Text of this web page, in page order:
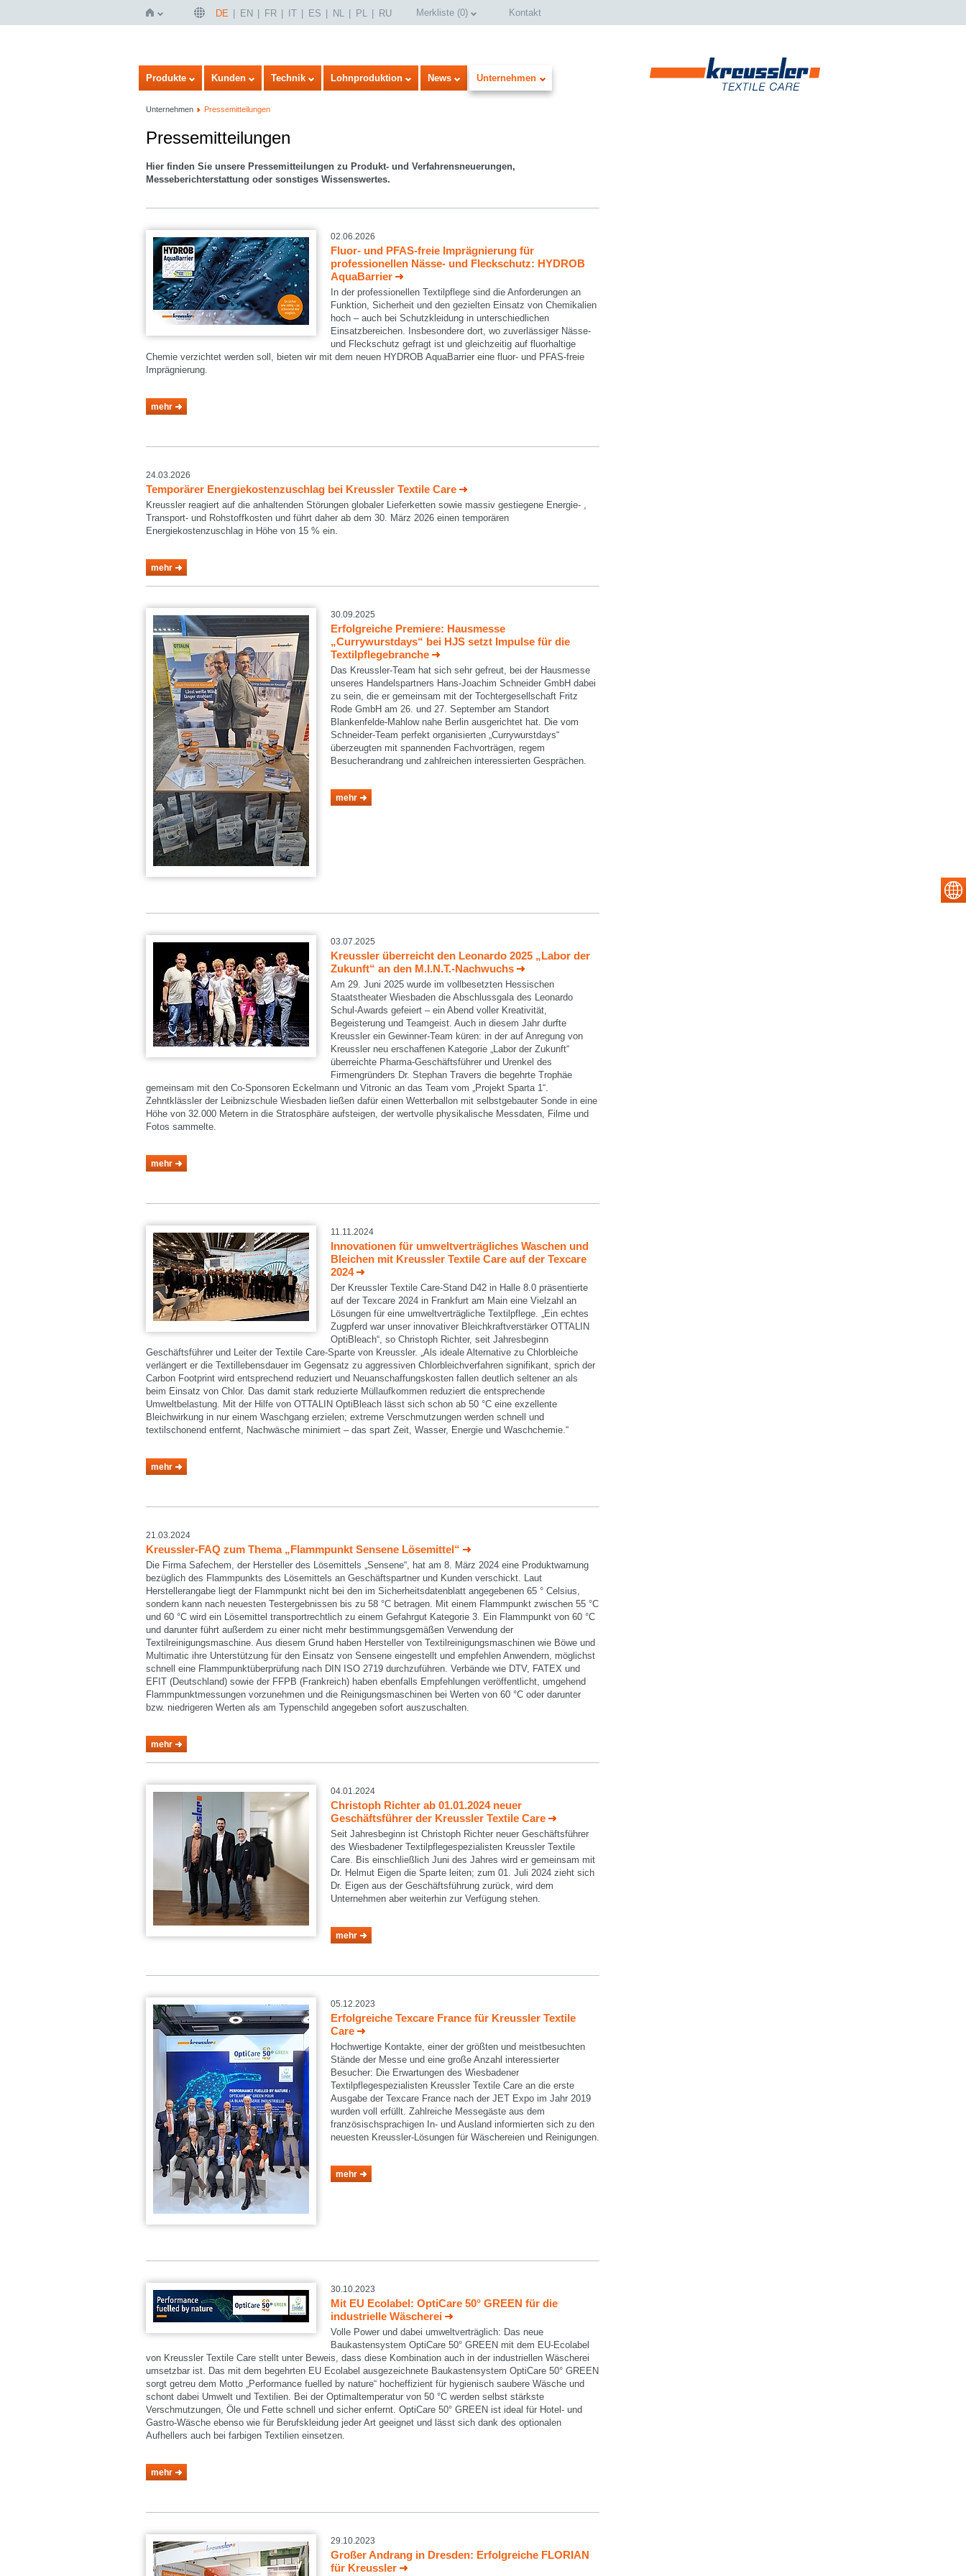
Startseite
DE EN FR IT ES NL PL RU Merkliste (0) Kontakt
Produkte Kunden Technik Lohnproduktion News Unternehmen
Unternehmen Pressemitteilungen
Pressemitteilungen
Hier finden Sie unsere Pressemitteilungen zu Produkt- und Verfahrensneuerungen,
Messeberichterstattung oder sonstiges Wissenswertes.
02.06.2026
Fluor- und PFAS-freie Imprägnierung für
professionellen Nässe- und Fleckschutz: HYDROB
AquaBarrier
In der professionellen Textilpflege sind die Anforderungen an
Funktion, Sicherheit und den gezielten Einsatz von Chemikalien
hoch – auch bei Schutzkleidung in unterschiedlichen
Einsatzbereichen. Insbesondere dort, wo zuverlässiger Nässe-
und Fleckschutz gefragt ist und gleichzeitig auf fluorhaltige
Chemie verzichtet werden soll, bieten wir mit dem neuen HYDROB AquaBarrier eine fluor- und PFAS-freie
Imprägnierung.
mehr
24.03.2026
Temporärer Energiekostenzuschlag bei Kreussler Textile Care
Kreussler reagiert auf die anhaltenden Störungen globaler Lieferketten sowie massiv gestiegene Energie- ,
Transport- und Rohstoffkosten und führt daher ab dem 30. März 2026 einen temporären
Energiekostenzuschlag in Höhe von 15 % ein.
mehr
30.09.2025
Erfolgreiche Premiere: Hausmesse
„Currywurstdays“ bei HJS setzt Impulse für die
Textilpflegebranche
Das Kreussler-Team hat sich sehr gefreut, bei der Hausmesse
unseres Handelspartners Hans-Joachim Schneider GmbH dabei
zu sein, die er gemeinsam mit der Tochtergesellschaft Fritz
Rode GmbH am 26. und 27. September am Standort
Blankenfelde-Mahlow nahe Berlin ausgerichtet hat. Die vom
Schneider-Team perfekt organisierten „Currywurstdays“
überzeugten mit spannenden Fachvorträgen, regem
Besucherandrang und zahlreichen interessierten Gesprächen.
mehr
03.07.2025
Kreussler überreicht den Leonardo 2025 „Labor der
Zukunft“ an den M.I.N.T.-Nachwuchs
Am 29. Juni 2025 wurde im vollbesetzten Hessischen
Staatstheater Wiesbaden die Abschlussgala des Leonardo
Schul-Awards gefeiert – ein Abend voller Kreativität,
Begeisterung und Teamgeist. Auch in diesem Jahr durfte
Kreussler ein Gewinner-Team küren: in der auf Anregung von
Kreussler neu erschaffenen Kategorie „Labor der Zukunft“
überreichte Pharma-Geschäftsführer und Urenkel des
Firmengründers Dr. Stephan Travers die begehrte Trophäe
gemeinsam mit den Co-Sponsoren Eckelmann und Vitronic an das Team vom „Projekt Sparta 1“.
Zehntklässler der Leibnizschule Wiesbaden ließen dafür einen Wetterballon mit selbstgebauter Sonde in eine
Höhe von 32.000 Metern in die Stratosphäre aufsteigen, der wertvolle physikalische Messdaten, Filme und
Fotos sammelte.
mehr
11.11.2024
Innovationen für umweltverträgliches Waschen und
Bleichen mit Kreussler Textile Care auf der Texcare
2024
Der Kreussler Textile Care-Stand D42 in Halle 8.0 präsentierte
auf der Texcare 2024 in Frankfurt am Main eine Vielzahl an
Lösungen für eine umweltverträgliche Textilpflege. „Ein echtes
Zugpferd war unser innovativer Bleichkraftverstärker OTTALIN
OptiBleach“, so Christoph Richter, seit Jahresbeginn
Geschäftsführer und Leiter der Textile Care-Sparte von Kreussler. „Als ideale Alternative zu Chlorbleiche
verlängert er die Textillebensdauer im Gegensatz zu aggressiven Chlorbleichverfahren signifikant, sprich der
Carbon Footprint wird entsprechend reduziert und Neuanschaffungskosten fallen deutlich seltener an als
beim Einsatz von Chlor. Das damit stark reduzierte Müllaufkommen reduziert die entsprechende
Umweltbelastung. Mit der Hilfe von OTTALIN OptiBleach lässt sich schon ab 50 °C eine exzellente
Bleichwirkung in nur einem Waschgang erzielen; extreme Verschmutzungen werden schnell und
textilschonend entfernt, Nachwäsche minimiert – das spart Zeit, Wasser, Energie und Waschchemie.“
mehr
21.03.2024
Kreussler-FAQ zum Thema „Flammpunkt Sensene Lösemittel“
Die Firma Safechem, der Hersteller des Lösemittels „Sensene“, hat am 8. März 2024 eine Produktwarnung
bezüglich des Flammpunkts des Lösemittels an Geschäftspartner und Kunden verschickt. Laut
Herstellerangabe liegt der Flammpunkt nicht bei den im Sicherheitsdatenblatt angegebenen 65 ° Celsius,
sondern kann nach neuesten Testergebnissen bis zu 58 °C betragen. Mit einem Flammpunkt zwischen 55 °C
und 60 °C wird ein Lösemittel transportrechtlich zu einem Gefahrgut Kategorie 3. Ein Flammpunkt von 60 °C
und darunter führt außerdem zu einer nicht mehr bestimmungsgemäßen Verwendung der
Textilreinigungsmaschine. Aus diesem Grund haben Hersteller von Textilreinigungsmaschinen wie Böwe und
Multimatic ihre Unterstützung für den Einsatz von Sensene eingestellt und empfehlen Anwendern, möglichst
schnell eine Flammpunktüberprüfung nach DIN ISO 2719 durchzuführen. Verbände wie DTV, FATEX und
EFIT (Deutschland) sowie der FFPB (Frankreich) haben ebenfalls Empfehlungen veröffentlicht, umgehend
Flammpunktmessungen vorzunehmen und die Reinigungsmaschinen bei Werten von 60 °C oder darunter
bzw. niedrigeren Werten als am Typenschild angegeben sofort auszuschalten.
mehr
04.01.2024
Christoph Richter ab 01.01.2024 neuer
Geschäftsführer der Kreussler Textile Care
Seit Jahresbeginn ist Christoph Richter neuer Geschäftsführer
des Wiesbadener Textilpflegespezialisten Kreussler Textile
Care. Bis einschließlich Juni des Jahres wird er gemeinsam mit
Dr. Helmut Eigen die Sparte leiten; zum 01. Juli 2024 zieht sich
Dr. Eigen aus der Geschäftsführung zurück, wird dem
Unternehmen aber weiterhin zur Verfügung stehen.
mehr
05.12.2023
Erfolgreiche Texcare France für Kreussler Textile
Care
Hochwertige Kontakte, einer der größten und meistbesuchten
Stände der Messe und eine große Anzahl interessierter
Besucher: Die Erwartungen des Wiesbadener
Textilpflegespezialisten Kreussler Textile Care an die erste
Ausgabe der Texcare France nach der JET Expo im Jahr 2019
wurden voll erfüllt. Zahlreiche Messegäste aus dem
französischsprachigen In- und Ausland informierten sich zu den
neuesten Kreussler-Lösungen für Wäschereien und Reinigungen.
mehr
30.10.2023
Mit EU Ecolabel: OptiCare 50° GREEN für die
industrielle Wäscherei
Volle Power und dabei umweltverträglich: Das neue
Baukastensystem OptiCare 50° GREEN mit dem EU-Ecolabel
von Kreussler Textile Care stellt unter Beweis, dass diese Kombination auch in der industriellen Wäscherei
umsetzbar ist. Das mit dem begehrten EU Ecolabel ausgezeichnete Baukastensystem OptiCare 50° GREEN
sorgt getreu dem Motto „Performance fuelled by nature“ hocheffizient für hygienisch saubere Wäsche und
schont dabei Umwelt und Textilien. Bei der Optimaltemperatur von 50 °C werden selbst stärkste
Verschmutzungen, Öle und Fette schnell und sicher enfernt. OptiCare 50° GREEN ist ideal für Hotel- und
Gastro-Wäsche ebenso wie für Berufskleidung jeder Art geeignet und lässt sich dank des optionalen
Aufhellers auch bei farbigen Textilien einsetzen.
mehr
29.10.2023
Großer Andrang in Dresden: Erfolgreiche FLORIAN
für Kreussler